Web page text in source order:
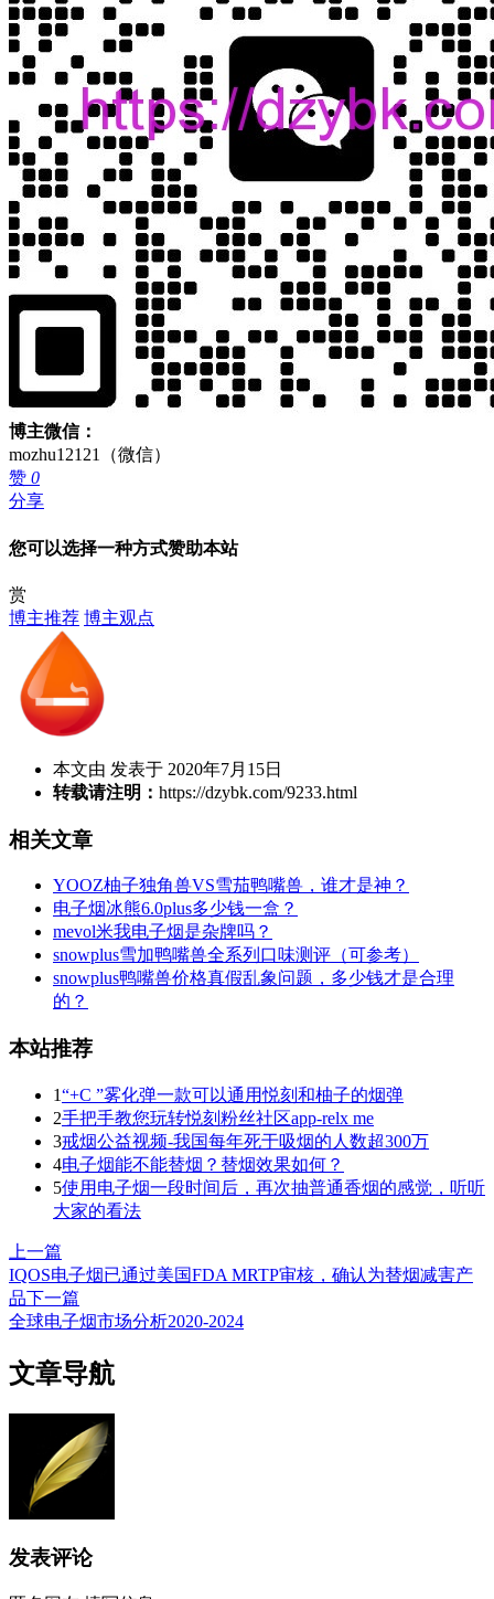
博主微信：
mozhu12121（微信）
赞 0
分享
您可以选择一种方式赞助本站
赏
博主推荐 博主观点
本文由 发表于 2020年7月15日
转载请注明： https://dzybk.com/9233.html
相关文章
YOOZ柚子独角兽VS雪茄鸭嘴兽，谁才是神？
电子烟冰熊6.0plus多少钱一盒？
mevol米我电子烟是杂牌吗？
snowplus雪加鸭嘴兽全系列口味测评（可参考）
snowplus鸭嘴兽价格真假乱象问题，多少钱才是合理
的？
本站推荐
1“+C ”雾化弹一款可以通用悦刻和柚子的烟弹
2手把手教您玩转悦刻粉丝社区app-relx me
3戒烟公益视频-我国每年死于吸烟的人数超300万
4电子烟能不能替烟？替烟效果如何？
5使用电子烟一段时间后，再次抽普通香烟的感觉，听听
大家的看法
上一篇
IQOS电子烟已通过美国FDA MRTP审核，确认为替烟减害产
品下一篇
全球电子烟市场分析2020-2024
文章导航
发表评论